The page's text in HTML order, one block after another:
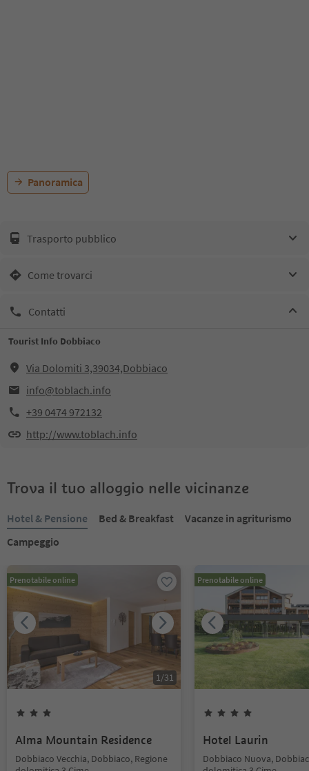
Panoramica
Trasporto pubblico
Come trovarci
Contatti
Tourist Info Dobbiaco
Via Dolomiti 3,39034,Dobbiaco
info@toblach.info
+39 0474 972132
http://www.toblach.info
Trova il tuo alloggio nelle vicinanze
Hotel & Pensione Bed & Breakfast
Vacanze in agriturismo
Campeggio
Prenotabile online
1/31
Alma Mountain Residence
Dobbiaco Vecchia, Dobbiaco, Regione
Prenotabile online
Hotel Laurin
Dobbiaco Nuova,